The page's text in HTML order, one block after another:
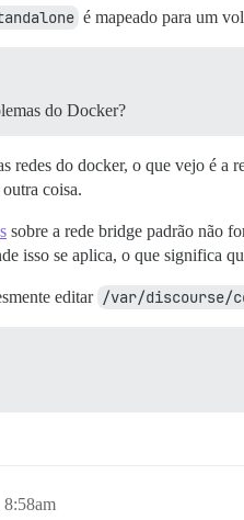
é mapeado para um
do Docker?
redes do docker, o que vejo é a
coisa.
sobre a rede bridge padrão não
isso se aplica, o que significa
editar /var/discourse/